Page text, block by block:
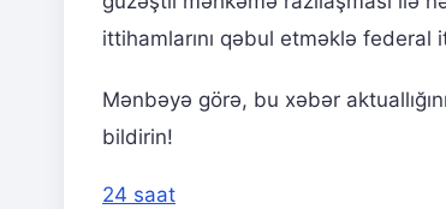
ittihamlarını qəbul etməklə federal
Mənbəyə görə, bu xəbər
bildirin!
24 saat